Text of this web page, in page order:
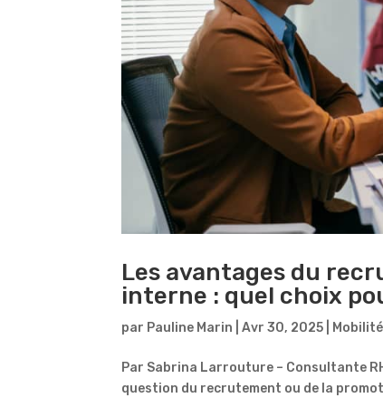
Les avantages du
interne : quel choix
par Pauline Marin |Avr 30, 2025
Par Sabrina Larrouture – Consultante
question du recrutement ou de la